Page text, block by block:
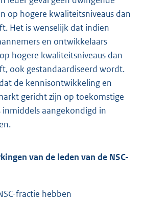
op hogere kwaliteitsniveaus dan
Het is wenselijk dat indien
en ontwikkelaars
hogere kwaliteitsniveaus dan
ook gestandaardiseerd wordt.
de kennisontwikkeling en
gericht zijn op toekomstige
inmiddels aangekondigd in
van de leden van de NSC-
fractie hebben